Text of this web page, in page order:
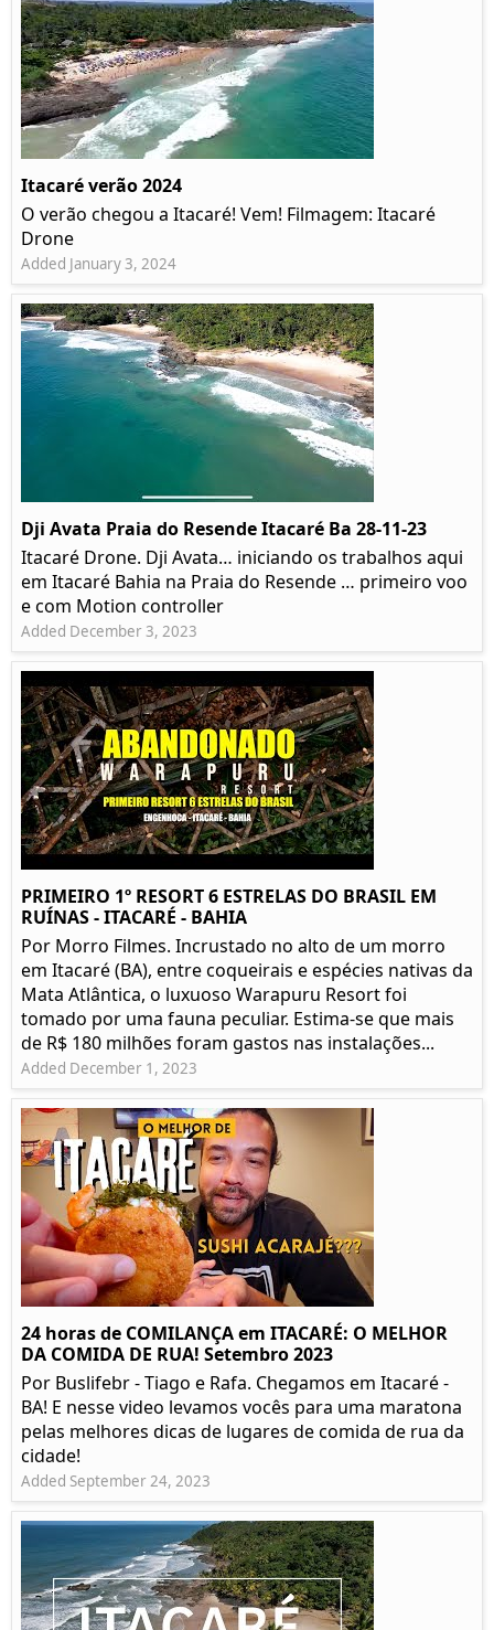
Itacaré verão 2024
O verão chegou a Itacaré! Vem! Filmagem: Itacaré
Drone
Added January 3, 2024
Dji Avata Praia do Resende Itacaré Ba 28-11-23
Itacaré Drone. Dji Avata… iniciando os trabalhos aqui
em Itacaré Bahia na Praia do Resende … primeiro voo
e com Motion controller
Added December 3, 2023
PRIMEIRO 1º RESORT 6 ESTRELAS DO BRASIL EM
RUÍNAS - ITACARÉ - BAHIA
Por Morro Filmes. Incrustado no alto de um morro
em Itacaré (BA), entre coqueirais e espécies nativas da
Mata Atlântica, o luxuoso Warapuru Resort foi
tomado por uma fauna peculiar. Estima-se que mais
de R$ 180 milhões foram gastos nas instalações...
Added December 1, 2023
24 horas de COMILANÇA em ITACARÉ: O MELHOR
DA COMIDA DE RUA! Setembro 2023
Por Buslifebr - Tiago e Rafa. Chegamos em Itacaré -
BA! E nesse video levamos vocês para uma maratona
pelas melhores dicas de lugares de comida de rua da
cidade!
Added September 24, 2023